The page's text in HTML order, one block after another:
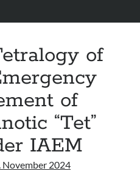
und Jugendlichen – Bildgebende
und Jugendlichen – Bildgebende
of
of
“Tet”
IAEM
November 2024